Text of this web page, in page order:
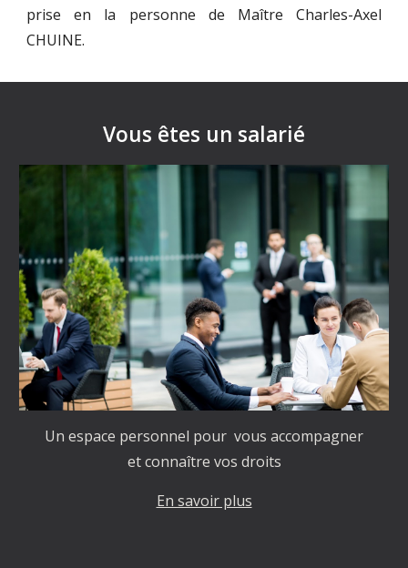
prise en la personne de Maître Charles-Axel
CHUINE.
Vous êtes un salarié
Un espace personnel pour vous accompagner
et connaître vos droits
En savoir plus